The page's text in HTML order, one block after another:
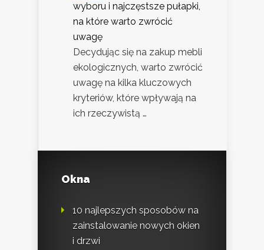
wyboru i najczęstsze pułapki,
na które warto zwrócić
uwagę
Decydując się na zakup mebli
ekologicznych, warto zwrócić
uwagę na kilka kluczowych
kryteriów, które wpływają na
ich rzeczywistą …
Okna
10 najlepszych sposobów na
zainstalowanie nowych okien
i drzwi